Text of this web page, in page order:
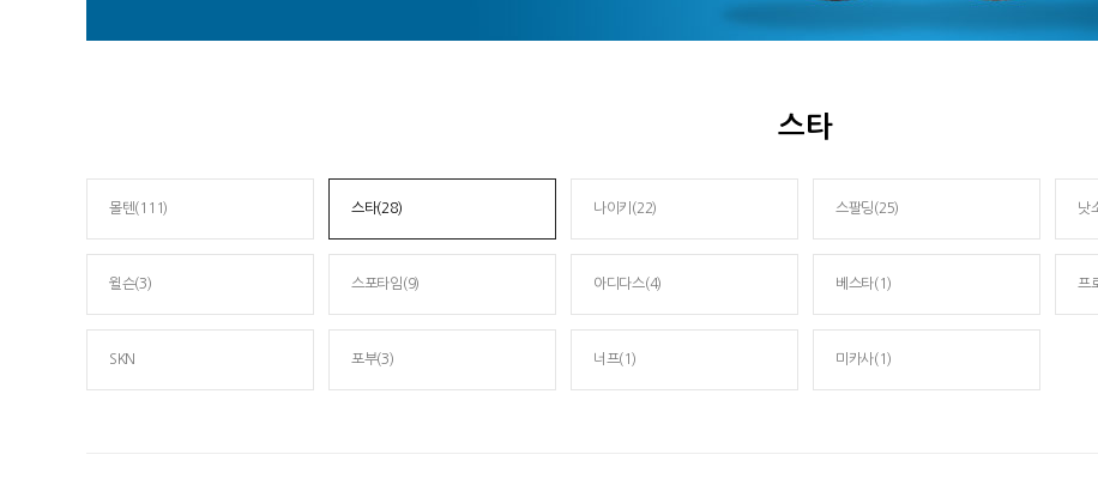
스타
몰텐(111) 스타(28) 나이키(22) 스팔딩(25) 낫
윌슨(3) 스포타임(9) 아디다스(4) 베스타(1) 프
SKN 포부(3) 너프(1) 미카사(1)